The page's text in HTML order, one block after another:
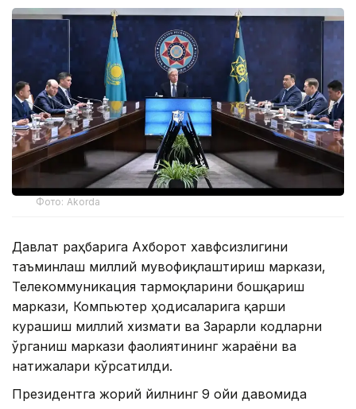
Фото: Akorda
Давлат раҳбарига Ахборот хавфсизлигини
таъминлаш миллий мувофиқлаштириш маркази,
Телекоммуникация тармоқларини бошқариш
маркази, Компьютер ҳодисаларига қарши
курашиш миллий хизмати ва Зарарли кодларни
ўрганиш маркази фаолиятининг жараёни ва
натижалари кўрсатилди.
Президентга жорий йилнинг 9 ойи давомида